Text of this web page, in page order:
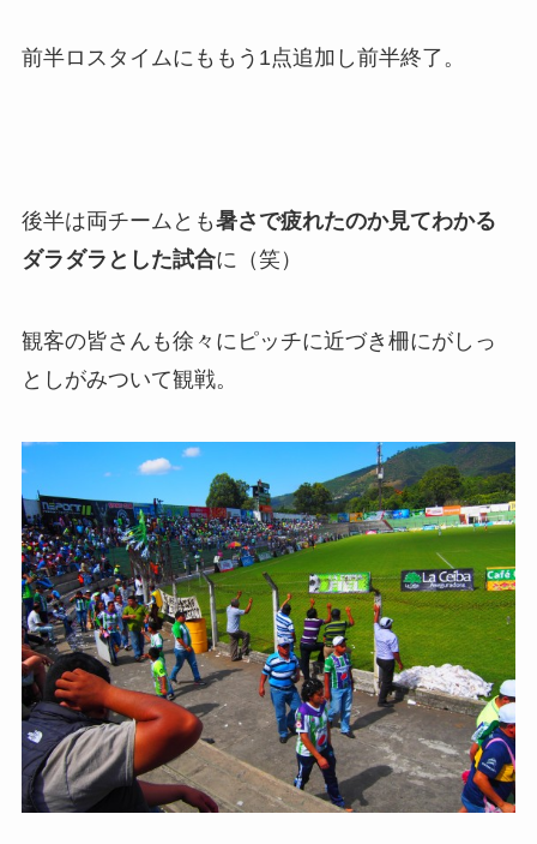
前半ロスタイムにももう1点追加し前半終了。
後半は両チームとも暑さで疲れたのか見てわかる
ダラダラとした試合に（笑）
観客の皆さんも徐々にピッチに近づき柵にがしっ
としがみついて観戦。